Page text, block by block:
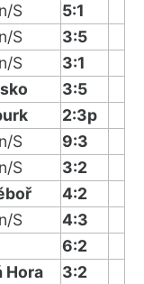
S
5:1
S
3:5
S
3:1
3:5
2:3p
S
9:3
S
3:2
4:2
S
4:3
6:2
Hora
3:2